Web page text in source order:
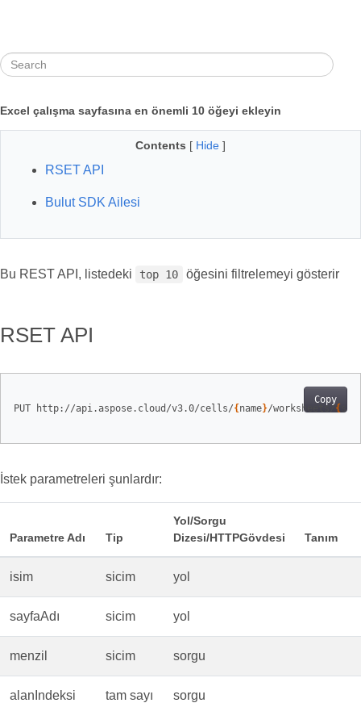
Excel çalışma sayfasına en önemli 10 öğeyi ekleyin
Contents [ Hide ]
RSET API
Bulut SDK Ailesi
Bu REST API, listedeki top 10 öğesini filtrelemeyi gösterir
RSET API
Copy
PUT http://api.aspose.cloud/v3.0/cells/{ name}/worksheets/ {
İstek parametreleri şunlardır:
Parametre Adı Tip
Yol/Sorgu
Dizesi/HTTPGövdesi
Tanım
isim sicim yol
sayfaAdı sicim yol
menzil sicim sorgu
alanIndeksi tam sayı sorgu